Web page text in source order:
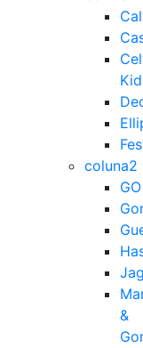
coluna2
GO
&